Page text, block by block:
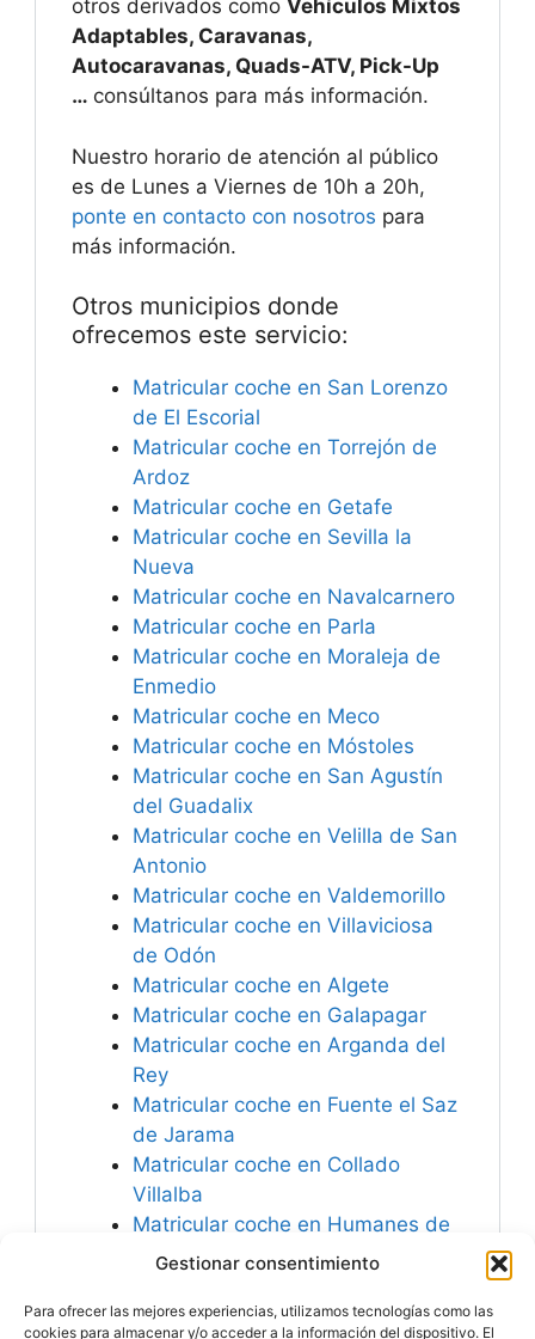
Gestionar consentimiento
Para ofrecer las mejores experiencias, utilizamos tecnologías como las
cookies para almacenar y/o acceder a la información del dispositivo. El
otros derivados como Vehículos Mixtos
Adaptables, Caravanas,
Autocaravanas, Quads-ATV, Pick-Up
… consúltanos para más información.
Nuestro horario de atención al público
es de Lunes a Viernes de 10h a 20h,
ponte en contacto con nosotros para
más información.
Otros municipios donde
ofrecemos este servicio:
Matricular coche en San Lorenzo
de El Escorial
Matricular coche en Torrejón de
Ardoz
Matricular coche en Getafe
Matricular coche en Sevilla la
Nueva
Matricular coche en Navalcarnero
Matricular coche en Parla
Matricular coche en Moraleja de
Enmedio
Matricular coche en Meco
Matricular coche en Móstoles
Matricular coche en San Agustín
del Guadalix
Matricular coche en Velilla de San
Antonio
Matricular coche en Valdemorillo
Matricular coche en Villaviciosa
de Odón
Matricular coche en Algete
Matricular coche en Galapagar
Matricular coche en Arganda del
Rey
Matricular coche en Fuente el Saz
de Jarama
Matricular coche en Collado
Villalba
Matricular coche en Humanes de
Madrid
Cudeyo